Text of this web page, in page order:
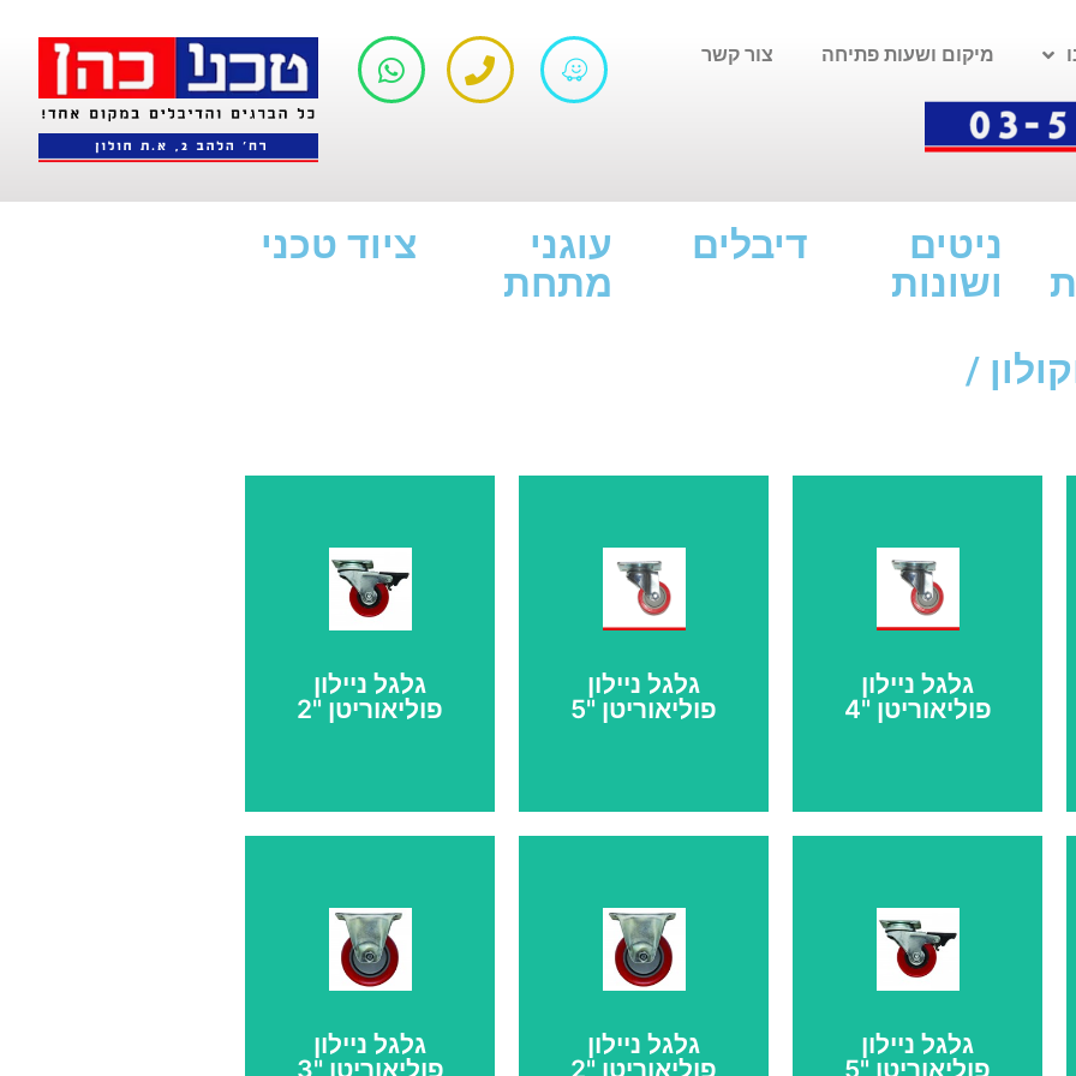
מיקום ושעות פתיחה צור קשר
ניטים
ושונות
דיבלים
עוגני
מתחת
ציוד טכני
/
גלגל ניילון
פוליאוריטן "4
גלגל ניילון
פוליאוריטן
אדום "4
גובה כללי 125 מ"מ,
עומס לגלגל 118 ק"ג
גלגל ניילון
פוליאוריטן "5
גלגל ניילון
פוליאוריטן
אדום "5
גובה כללי 175 מ"מ,
עומס לגלגל 138 ק"ג
גלגל ניילון
פוליאוריטן "2
גלגל
פוליאוריטן
אדום "2 מעצור
גובה כללי 60 מ"מ,
עומס לגלגל 45 ק"ג
גלגל ניילון
פוליאוריטן "5
גלגל ניילון
פוליאוריטן "2
גלגל ניילון
פוליאוריטן "3